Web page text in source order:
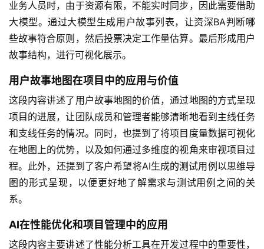
软
件
应
用
服
务
项
目
A
I
提
示
词
登录 注册
业务人员时，由于资源有限，不能实时同步，因此需要借助
大模型。通过大模型生成用户故事列表，让资深BA判断哪
些故事符合原则，然后投票决定工作量估算。最后形成用户
故事结构，进行可视化展示。
用户故事地图在项目中的应用与价值
这段内容讲述了用户故事地图的价值，通过地图的方式呈现
项目的进展，让团队成员和管理者能够清晰地看到主线任务
和支线任务的情况。同时，也提到了将项目度量数据可视化
在地图上的优势，以及如何通过多维度的视角来审视项目过
程。此外，还提到了客户希望将AI生成的测试用例以思维导
图的形式呈现，以便更好地了解需求与测试用例之间的关
系。
AI在性能优化和项目管理中的应用
这段内容主要讲述了性能分析工具在开发过程中的重要性，